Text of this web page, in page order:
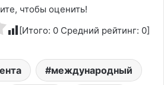
чтобы оценить!
[Итого: 0 Средний рейтинг: 0]
международный